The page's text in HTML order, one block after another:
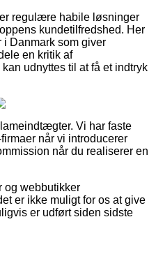
regulære habile løsninger
kundetilfredshed. Her
Danmark som giver
en kritik af
udnyttes til at få et indtryk
Vi har faste
når vi introducerer
når du realiserer en
og webbutikker
er ikke muligt for os at give
er udført siden sidste